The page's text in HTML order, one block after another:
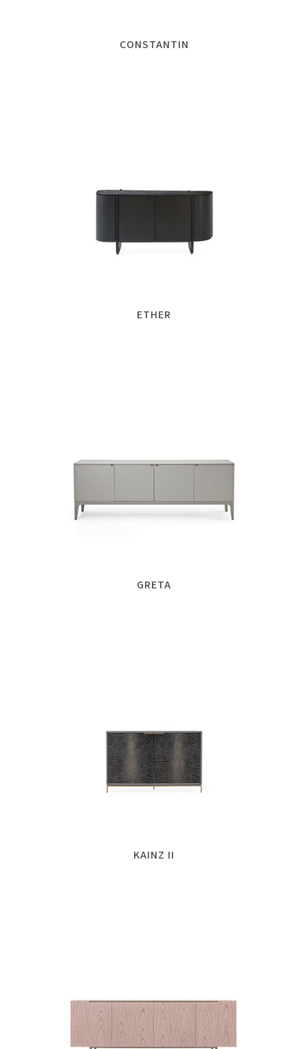
CONSTANTIN
ETHER
GRETA
KAINZ II